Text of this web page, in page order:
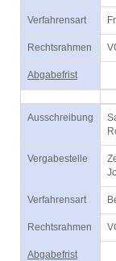
Verfahrensart
Rechtsrahmen
Abgabefrist
Ausschreibung
Vergabestelle
Verfahrensart
Rechtsrahmen
Abgabefrist